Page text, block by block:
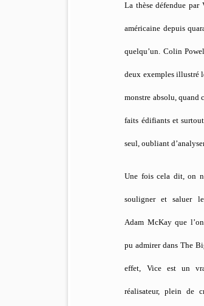
La thèse défendue
américaine depuis
quelqu’un. Colin
deux exemples illustré
monstre absolu, quand
faits édifiants et
seul, oubliant
Une fois cela dit, on
souligner et saluer
Adam McKay que
pu admirer dans The
effet, Vice est un
réalisateur, plein de